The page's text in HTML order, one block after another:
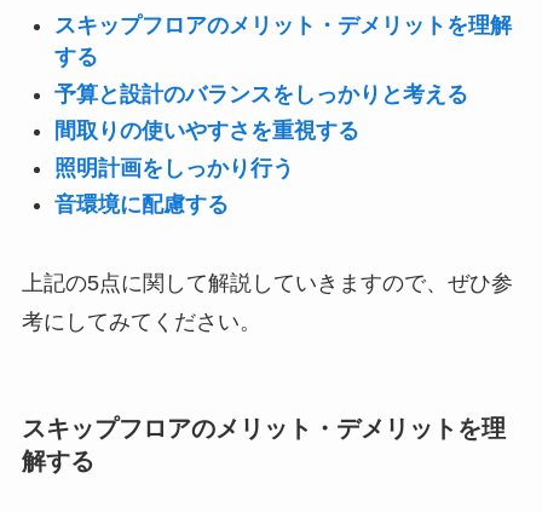
スキップフロアのメリット・デメリットを理解
する
予算と設計のバランスをしっかりと考える
間取りの使いやすさを重視する
照明計画をしっかり行う
音環境に配慮する
上記の5点に関して解説していきますので、ぜひ参
考にしてみてください。
スキップフロアのメリット・デメリットを理
解する